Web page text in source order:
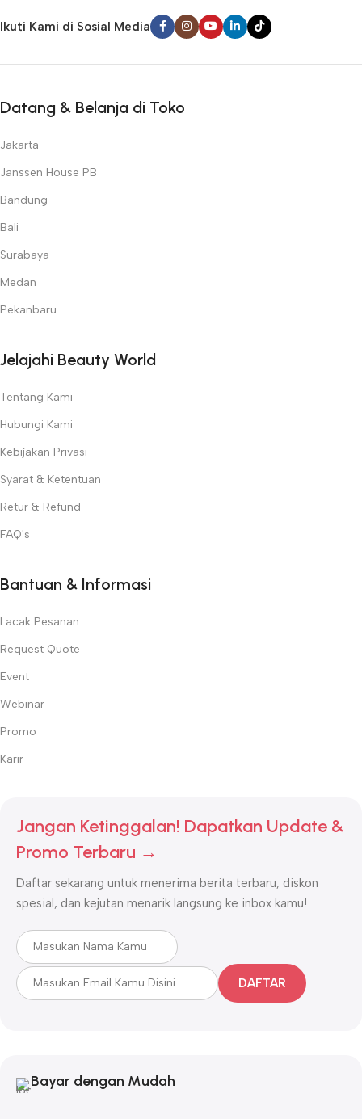
Ikuti Kami di Sosial Media
Datang & Belanja di Toko
Jakarta
Janssen House PB
Bandung
Bali
Surabaya
Medan
Pekanbaru
Jelajahi Beauty World
Tentang Kami
Hubungi Kami
Kebijakan Privasi
Syarat & Ketentuan
Retur & Refund
FAQ's
Bantuan & Informasi
Lacak Pesanan
Request Quote
Event
Webinar
Promo
Karir
Jangan Ketinggalan! Dapatkan Update &
Promo Terbaru →
Daftar sekarang untuk menerima berita terbaru, diskon
spesial, dan kejutan menarik langsung ke inbox kamu!
DAFTAR
Bayar dengan Mudah